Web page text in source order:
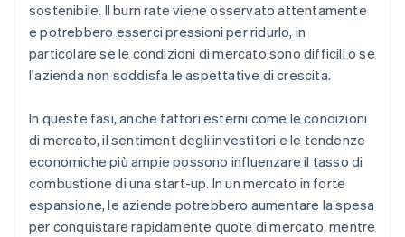
sostenibile. Il burn rate viene osservato attentamente
e potrebbero esserci pressioni per ridurlo, in
particolare se le condizioni di mercato sono difficili o se
l'azienda non soddisfa le aspettative di crescita.
In queste fasi, anche fattori esterni come le condizioni
di mercato, il sentiment degli investitori e le tendenze
economiche più ampie possono influenzare il tasso di
combustione di una start-up. In un mercato in forte
espansione, le aziende potrebbero aumentare la spesa
per conquistare rapidamente quote di mercato, mentre